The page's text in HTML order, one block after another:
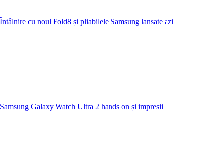
Întâlnire cu noul Fold8 și pliabilele Samsung lansate azi
Samsung Galaxy Watch Ultra 2 hands on și impresii